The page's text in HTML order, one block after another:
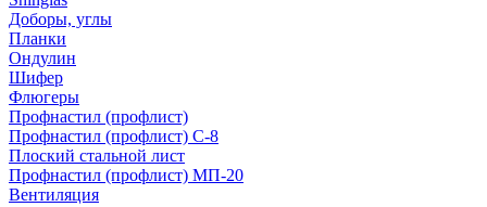
Доборы, углы
Планки
Ондулин
Шифер
Флюгеры
Профнастил (профлист)
Профнастил (профлист) С-8
Плоский стальной лист
Профнастил (профлист) МП-20
Вентиляция